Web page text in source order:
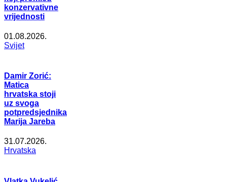
konzervativne
vrijednosti
01.08.2026.
Svijet
Damir Zorić:
Matica
hrvatska stoji
uz svoga
potpredsjednika
Marija Jareba
31.07.2026.
Hrvatska